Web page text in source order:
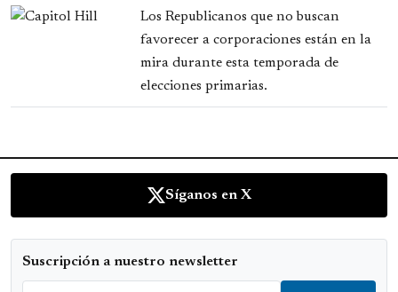
Los Republicanos que no buscan
favorecer a corporaciones están en la
mira durante esta temporada de
elecciones primarias.
Síganos en X
Suscripción a nuestro newsletter